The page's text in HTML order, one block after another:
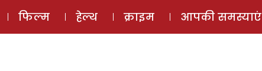
ई-मैगज़ीन ऑडियो स्टोरी लॉग इन ⚲
फिल्म हेल्थ क्राइम आपकी समस्याएं